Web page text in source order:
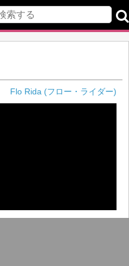
Flo Rida (フロー・ライダー)